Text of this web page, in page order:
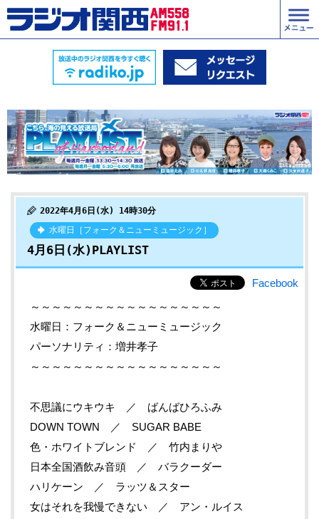
2022年4月6日(水) 14時30分
水曜日［フォーク＆ニューミュージック］
4月6日(水)PLAYLIST
Facebook
～～～～～～～～～～～～～～～～～～
水曜日：フォーク＆ニューミュージック
パーソナリティ：増井孝子
～～～～～～～～～～～～～～～～～～
不思議にウキウキ ／ ばんばひろふみ
DOWN TOWN ／ SUGAR BABE
色・ホワイトブレンド ／ 竹内まりや
日本全国酒飲み音頭 ／ バラクーダー
ハリケーン ／ ラッツ＆スター
女はそれを我慢できない ／ アン・ルイス